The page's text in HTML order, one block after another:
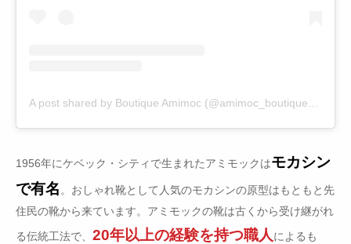
1956年にケベック・シティで生まれたアミモックはモカシン
で有名 。おしゃれ靴として人気のモカシンの原型はもともと先
住民の靴から来ています。アミモックの靴は古くから受け継がれ
る伝統工法で、 20年以上の経験を持つ職人 によるも